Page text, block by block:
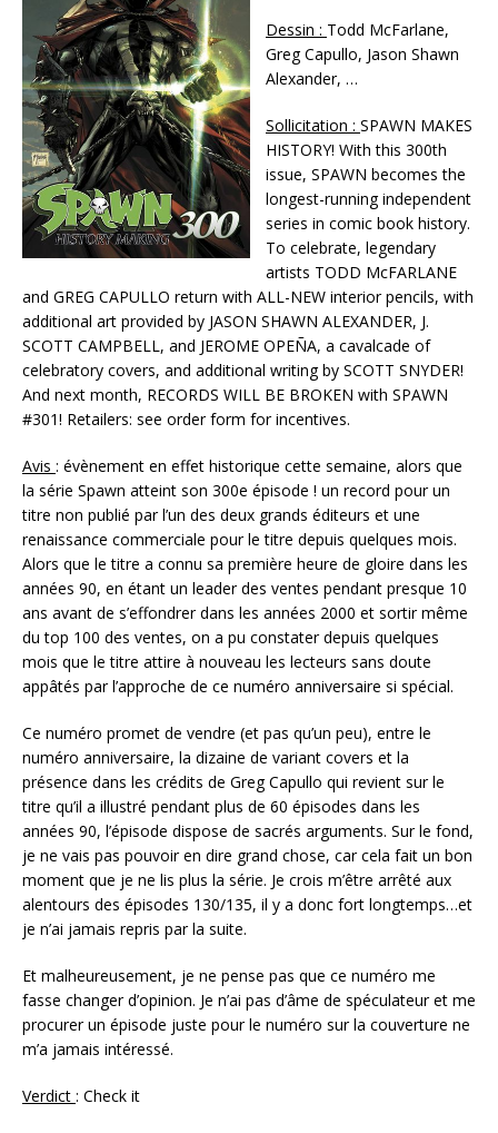
Dessin : Todd McFarlane,
Greg Capullo, Jason Shawn
Alexander, …
Sollicitation : SPAWN MAKES
HISTORY! With this 300th
issue, SPAWN becomes the
longest-running independent
series in comic book history.
To celebrate, legendary
artists TODD McFARLANE
and GREG CAPULLO return with ALL-NEW interior pencils, with
additional art provided by JASON SHAWN ALEXANDER, J.
SCOTT CAMPBELL, and JEROME OPEÑA, a cavalcade of
celebratory covers, and additional writing by SCOTT SNYDER!
And next month, RECORDS WILL BE BROKEN with SPAWN
#301! Retailers: see order form for incentives.
Avis : évènement en effet historique cette semaine, alors que
la série Spawn atteint son 300e épisode ! un record pour un
titre non publié par l’un des deux grands éditeurs et une
renaissance commerciale pour le titre depuis quelques mois.
Alors que le titre a connu sa première heure de gloire dans les
années 90, en étant un leader des ventes pendant presque 10
ans avant de s’effondrer dans les années 2000 et sortir même
du top 100 des ventes, on a pu constater depuis quelques
mois que le titre attire à nouveau les lecteurs sans doute
appâtés par l’approche de ce numéro anniversaire si spécial.
Ce numéro promet de vendre (et pas qu’un peu), entre le
numéro anniversaire, la dizaine de variant covers et la
présence dans les crédits de Greg Capullo qui revient sur le
titre qu’il a illustré pendant plus de 60 épisodes dans les
années 90, l’épisode dispose de sacrés arguments. Sur le fond,
je ne vais pas pouvoir en dire grand chose, car cela fait un bon
moment que je ne lis plus la série. Je crois m’être arrêté aux
alentours des épisodes 130/135, il y a donc fort longtemps…et
je n’ai jamais repris par la suite.
Et malheureusement, je ne pense pas que ce numéro me
fasse changer d’opinion. Je n’ai pas d’âme de spéculateur et me
procurer un épisode juste pour le numéro sur la couverture ne
m’a jamais intéressé.
Verdict : Check it